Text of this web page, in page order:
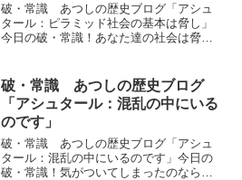
破・常識 あつしの歴史ブログ「アシュ
タール：ピラミッド社会の基本は脅し」
今日の破・常識！あなた達の社会は脅し
です。ピラミッド型の社会の基本はおど
しです。人々を怖がらせる...
破・常識 あつしの歴史ブログ
「アシュタール：混乱の中にいる
のです」
破・常識 あつしの歴史ブログ「アシュ
タール：混乱の中にいるのです」今日の
破・常識！気がついてしまったのなら